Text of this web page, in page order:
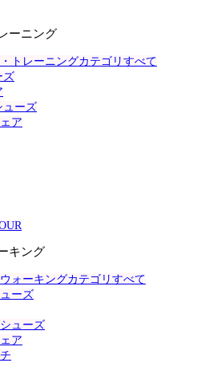
ーニング
トレーニングカテゴリすべて
ズ
ューズ
ア
キング
ォーキングカテゴリすべて
ーズ
ューズ
ア